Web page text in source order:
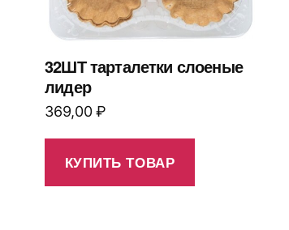
32ШТ тарталетки слоеные
лидер
369,00₽
КУПИТЬ ТОВАР